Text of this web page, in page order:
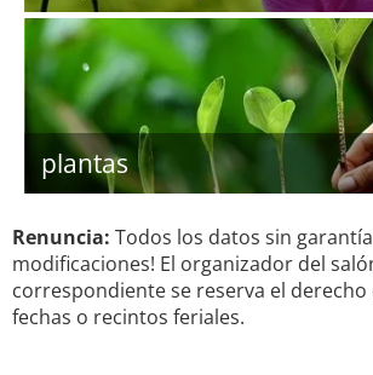
plantas
Renuncia: Todos los datos sin
modificaciones! El organizador del
correspondiente se reserva el
fechas o recintos feriales.